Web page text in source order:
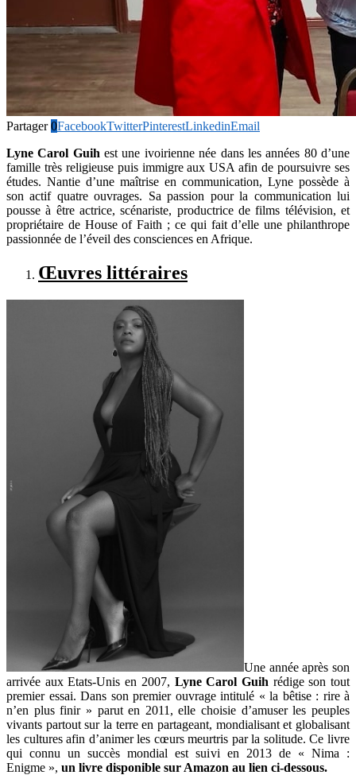
Partager 0FacebookTwitterPinterestLinkedinEmail
Lyne Carol Guih est une ivoirienne née dans les années 80 d’une
famille très religieuse puis immigre aux USA afin depoursuivre ses
études. Nantie d’une maîtrise en communication, Lyne possède à
son actif quatre ouvrages. Sa passion pour la communication lui
pousse à être actrice, scénariste, productrice de films télévision, et
propriétaire de House of Faith ; ce qui fait d’elle une philanthrope
passionnée de l’éveil des consciences en Afrique.
Œuvres littéraires
Une année après son
arrivée aux Etats-Unis en 2007, Lyne Carol Guih rédige son tout
premier essai. Dans son premier ouvrage intitulé « la bêtise : rire à
n’en plus finir » parut en 2011, elle choisie d’amuser les peuples
vivants partout sur la terre en partageant, mondialisant et globalisant
les cultures afin d’animer les cœurs meurtris par la solitude. Ce livre
qui connu un succès mondial est suivi en 2013 de « Nima :
Enigme », un livre disponible sur Amazon au lien ci-dessous.